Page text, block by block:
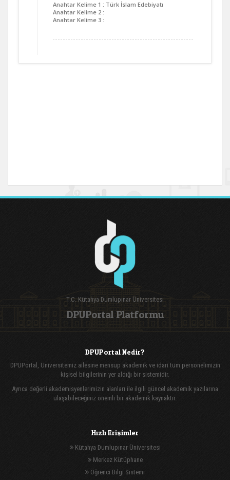
Anahtar Kelime 1 : Türk İslam Edebiyatı
Anahtar Kelime 2 :
Anahtar Kelime 3 :
T.C. Kütahya Dumlupınar Üniversitesi
DPUPortal Platformu
DPUPortal Nedir?
DPUPortal, Üniversitemiz ailesine mensup akademik ve idari tüm personelimizin
kişisel bilgilerinin yer aldığı bir sistemidir.
Ayrıca değerli akademisyenlerimizin alanları ile ilgili güncel akademik yazılarına
ulaşabileceğiniz önemli bir akademik kaynaktır.
Hızlı Erişimler
Kütahya Dumlupınar Üniversitesi
Merkez Kütüphane
Öğrenci Bilgi Sistemi